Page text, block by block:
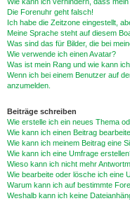
Die Forenuhr geht falsch!
Ich habe die Zeitzone eingestellt,
Meine Sprache steht auf diesem
Was sind das für Bilder, die bei
Wie verwende ich einen Avatar?
Was ist mein Rang und wie kann
Wenn ich bei einem Benutzer auf
anzumelden.
Beiträge schreiben
Wie erstelle ich ein neues Thema
Wie kann ich einen Beitrag
Wie kann ich meinem Beitrag eine
Wie kann ich eine Umfrage
Wieso kann ich nicht mehr
Wie bearbeite oder lösche ich eine
Warum kann ich auf bestimmte
Weshalb kann ich keine